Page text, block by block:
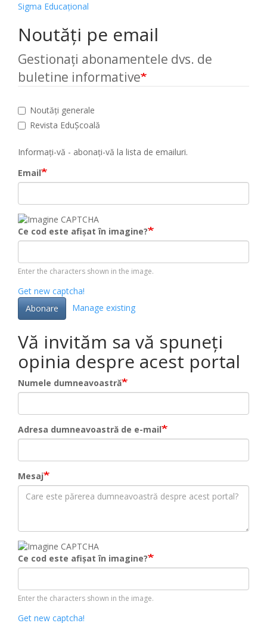
Sigma Educațional
Noutăți pe email
Gestionați abonamentele dvs. de
buletine informative
Noutăți generale
Revista EduȘcoală
Informați-vă - abonați-vă la lista de emailuri.
Email
Ce cod este afișat în imagine?
Enter the characters shown in the image.
Get new captcha!
Abonare
Manage existing
Vă invităm sa vă spuneți
opinia despre acest portal
Numele dumneavoastră
Adresa dumneavoastră de e-mail
Mesaj
Ce cod este afișat în imagine?
Enter the characters shown in the image.
Get new captcha!